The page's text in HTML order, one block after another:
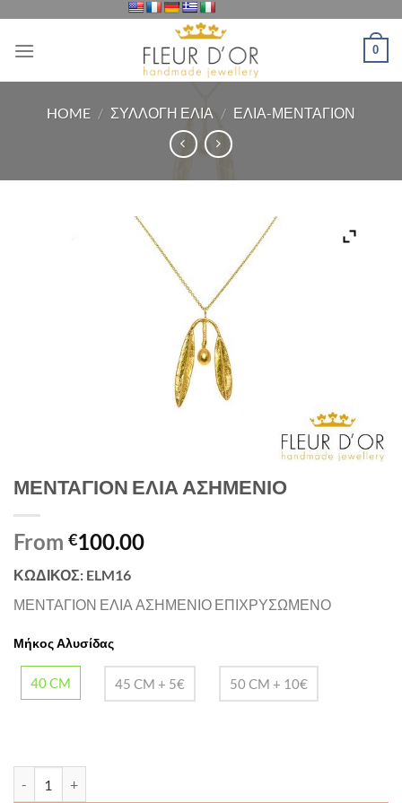
περιεχόμενο
0
HOME / ΣΥΛΛΟΓΗ ΕΛΙΑ / ΕΛΙΑ-ΜΕΝΤΑΓΙΟΝ
ΜΕΝΤΑΓΙΟΝ ΕΛΙΑ ΑΣΗΜΕΝΙΟ
From €100.00
ΚΩΔΙΚΟΣ: ELM16
ΜΕΝΤΑΓΙΟΝ ΕΛΙΑ ΑΣΗΜΕΝΙΟ ΕΠΙΧΡΥΣΩΜΕΝΟ
Μήκος Αλυσίδας
40 CM 45 CM + 5€ 50 CM + 10€